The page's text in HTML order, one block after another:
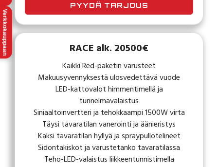
PYYDÄ TARJOUS
RACE alk. 20500€
Kaikki Red-paketin varusteet
Makuusyvennyksestä ulosvedettävä vuode
LED-kattovalot himmentimellä ja
tunnelmavalaistus
Siniaaltoinvertteri ja tehokkaampi 1500W virta
Täysi tavaratilan vanerointi ja äänieristys
Kaksi tavaratilan hyllyä ja spraypullotelineet
Sidontakiskot ja varustetanko tavaratilassa
Teho-LED-valaistus liikkeentunnistimella
Verkkokauppaan